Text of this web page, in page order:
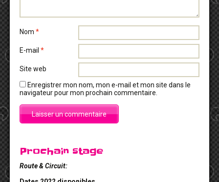
Nom *
E-mail *
Site web
Enregistrer mon nom, mon e-mail et mon site dans le
navigateur pour mon prochain commentaire.
Prochain stage
Route & Circuit: